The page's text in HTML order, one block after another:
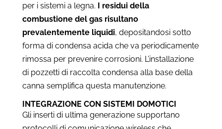
per i sistemi a legna. I residui della
combustione del gas risultano
prevalentemente liquidi, depositandosi sotto
forma di condensa acida che va periodicamente
rimossa per prevenire corrosioni. L’installazione
di pozzetti di raccolta condensa alla base della
canna semplifica questa manutenzione.
INTEGRAZIONE CON SISTEMI DOMOTICI
Gli inserti di ultima generazione supportano